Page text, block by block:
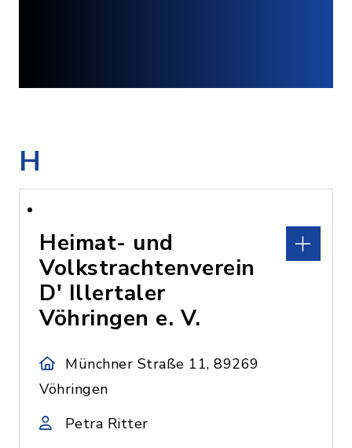
H
Heimat- und
Volkstrachtenverein
D' Illertaler
Vöhringen e. V.
Münchner Straße 11, 89269
Vöhringen
Petra Ritter